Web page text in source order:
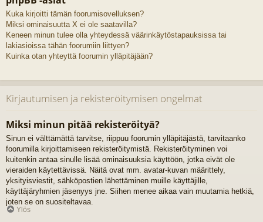
Kuka kirjoitti tämän foorumisovelluksen?
Miksi ominaisuutta X ei ole saatavilla?
Keneen minun tulee olla yhteydessä väärinkäytöstapauksissa tai
lakiasioissa tähän foorumiin liittyen?
Kuinka otan yhteyttä foorumin ylläpitäjään?
Kirjautumisen ja rekisteröitymisen ongelmat
Miksi minun pitää rekisteröityä?
Sinun ei välttämättä tarvitse, riippuu foorumin ylläpitäjästä, tarvitaanko
foorumilla kirjoittamiseen rekisteröitymistä. Rekisteröityminen voi
kuitenkin antaa sinulle lisää ominaisuuksia käyttöön, jotka eivät ole
vieraiden käytettävissä. Näitä ovat mm. avatar-kuvan määrittely,
yksityisviestit, sähköpostien lähettäminen muille käyttäjille,
käyttäjäryhmien jäsenyys jne. Siihen menee aikaa vain muutamia hetkiä,
joten se on suositeltavaa.
Ylös